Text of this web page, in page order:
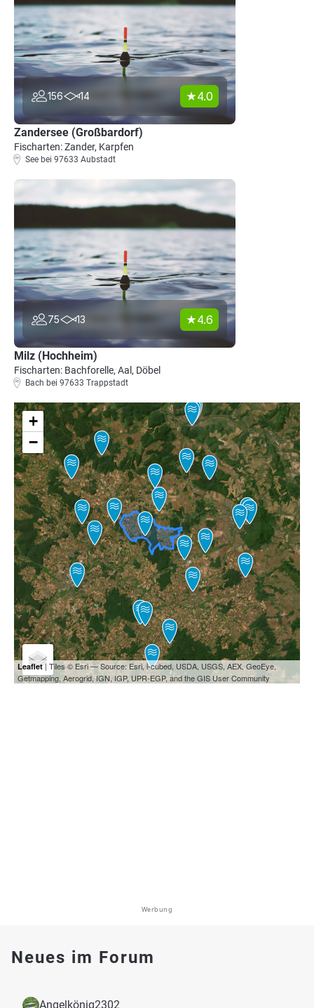
156 14 4.0
Zandersee (Großbardorf)
Fischarten: Zander, Karpfen
See bei 97633 Aubstadt
75 13 4.6
Milz (Hochheim)
Fischarten: Bachforelle, Aal, Döbel
Bach bei 97633 Trappstadt
+
−
Leaflet| Tiles © Esri — Source: Esri, i-cubed, USDA, USGS, AEX, GeoEye,
Getmapping, Aerogrid, IGN, IGP, UPR-EGP, and the GIS User Community
Werbung
Neues im Forum
Angelkönig2302